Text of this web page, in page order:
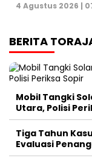
4 Agustus 2026 |
BERITA
Mobil Tangki
Utara, Polisi
Tiga Tahun
Evaluasi